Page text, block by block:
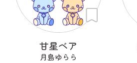
甘星ベア
月島ゆらら